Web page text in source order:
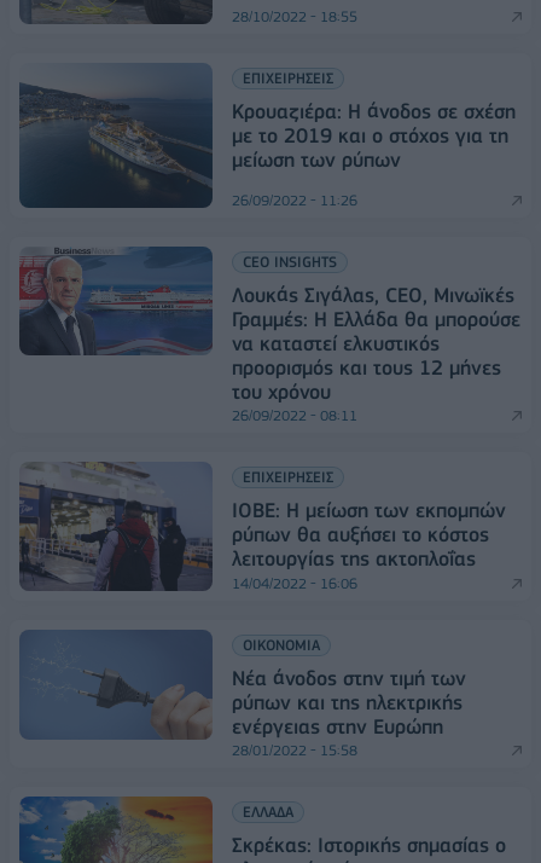
28/10/2022 - 18:55
ΕΠΙΧΕΙΡΗΣΕΙΣ
Κρουαζιέρα: Η άνοδος σε σχέση
με το 2019 και ο στόχος για τη
μείωση των ρύπων
26/09/2022 - 11:26
CEO INSIGHTS
Λουκάς Σιγάλας, CEO, Μινωϊκές
Γραμμές: Η Ελλάδα θα μπορούσε
να καταστεί ελκυστικός
προορισμός και τους 12 μήνες
του χρόνου
26/09/2022 - 08:11
ΕΠΙΧΕΙΡΗΣΕΙΣ
ΙΟΒΕ: Η μείωση των εκπομπών
ρύπων θα αυξήσει το κόστος
λειτουργίας της ακτοπλοΐας
14/04/2022 - 16:06
ΟΙΚΟΝΟΜΙΑ
Νέα άνοδος στην τιμή των
ρύπων και της ηλεκτρικής
ενέργειας στην Ευρώπη
28/01/2022 - 15:58
ΕΛΛΑΔΑ
Σκρέκας: Ιστορικής σημασίας ο